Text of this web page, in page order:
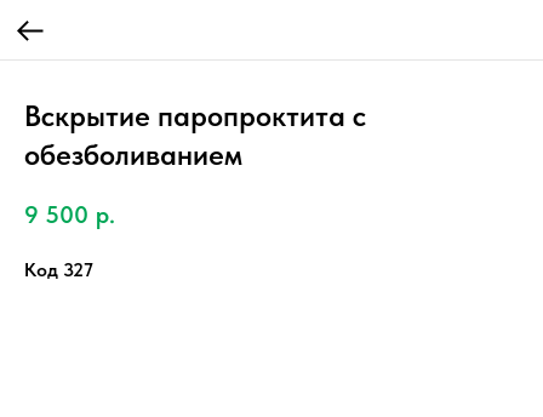
Вскрытие паропроктита с
обезболиванием
9 500 р.
Код 327